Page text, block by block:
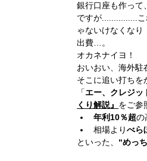
銀行口座も作って
ですが...............
ゃないけなくなり
出費…。
オカネナイヨ！
おいおい、海外
そこに追い打ちを
「エー、クレジッ
くり解説』 をご参
年利10％超の
相場よりべら
といった、 “めっ